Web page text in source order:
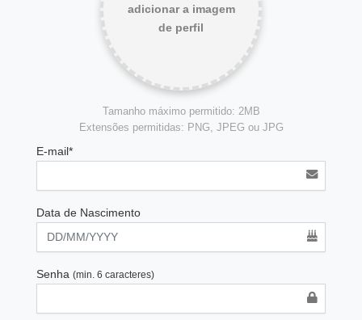
adicionar a imagem
de perfil
Tamanho máximo permitido: 2MB
Extensões permitidas: PNG, JPEG ou JPG
E-mail*
Data de Nascimento
Senha (min. 6 caracteres)